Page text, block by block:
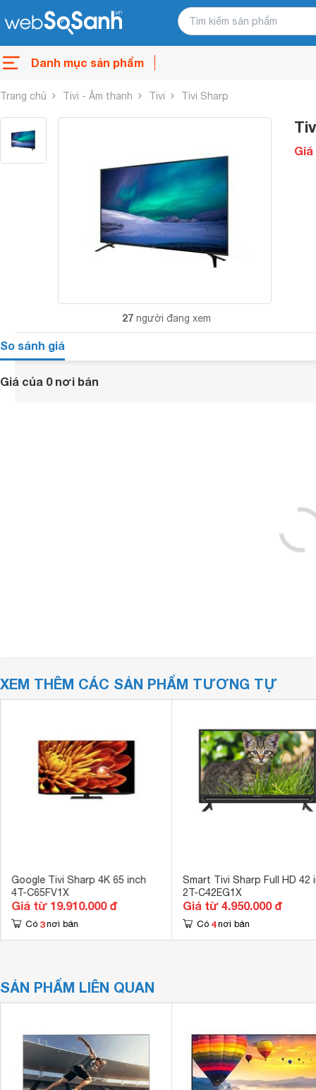
Danh mục sản phẩm
Trang chủ Tivi - Âm thanh Tivi Tivi Sharp
27 người đang xem
So sánh giá
Giá của 0 nơi bán
XEM THÊM CÁC SẢN PHẨM TƯƠNG TỰ
Google Tivi Sharp 4K 65 inch
4T-C65FV1X
Giá từ 19.910.000 đ
Có 3 nơi bán
Smart Tivi Sharp Full HD 42
2T-C42EG1X
Giá từ 4.950.000 đ
Có 4 nơi bán
SẢN PHẨM LIÊN QUAN